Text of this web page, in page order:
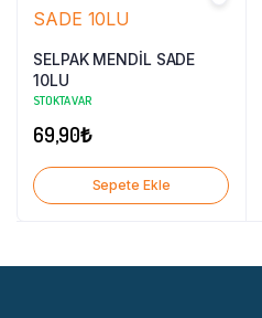
SELPAK MENDİL SADE
10LU
STOKTA VAR
69,90₺
Sepete Ekle